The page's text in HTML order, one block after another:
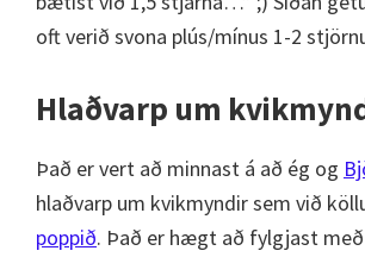
oft verið svona plús/mínus 1-2
Hlaðvarp um
Það er vert að minnast á að ég og
hlaðvarp um kvikmyndir sem við
poppið. Það er hægt að fylgjast